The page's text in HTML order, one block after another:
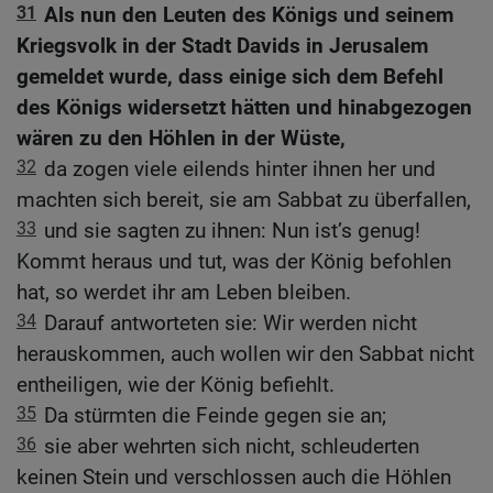
31 Als nun den Leuten des Königs und seinem
Kriegsvolk in der Stadt Davids in Jerusalem
gemeldet wurde, dass einige sich dem Befehl
des Königs widersetzt hätten und hinabgezogen
wären zu den Höhlen in der Wüste,
32 da zogen viele eilends hinter ihnen her und
machten sich bereit, sie am Sabbat zu überfallen,
33 und sie sagten zu ihnen: Nun ist’s genug!
Kommt heraus und tut, was der König befohlen
hat, so werdet ihr am Leben bleiben.
34 Darauf antworteten sie: Wir werden nicht
herauskommen, auch wollen wir den Sabbat nicht
entheiligen, wie der König befiehlt.
35 Da stürmten die Feinde gegen sie an;
36 sie aber wehrten sich nicht, schleuderten
keinen Stein und verschlossen auch die Höhlen